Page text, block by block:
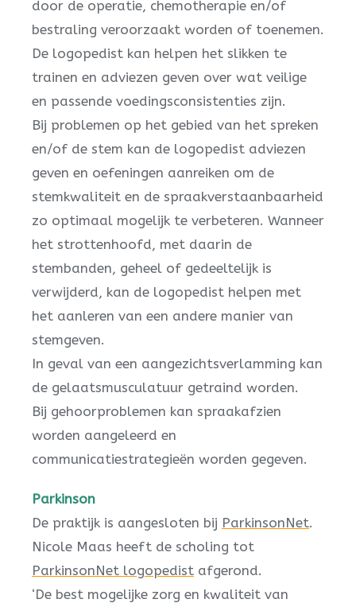
door de operatie, chemotherapie en/of
bestraling veroorzaakt worden of toenemen.
De logopedist kan helpen het slikken te
trainen en adviezen geven over wat veilige
en passende voedingsconsistenties zijn.
Bij problemen op het gebied van het spreken
en/of de stem kan de logopedist adviezen
geven en oefeningen aanreiken om de
stemkwaliteit en de spraakverstaanbaarheid
zo optimaal mogelijk te verbeteren. Wanneer
het strottenhoofd, met daarin de
stembanden, geheel of gedeeltelijk is
verwijderd, kan de logopedist helpen met
het aanleren van een andere manier van
stemgeven.
In geval van een aangezichtsverlamming kan
de gelaatsmusculatuur getraind worden.
Bij gehoorproblemen kan spraakafzien
worden aangeleerd en
communicatiestrategieën worden gegeven.
Parkinson
De praktijk is aangesloten bij ParkinsonNet.
Nicole Maas heeft de scholing tot
ParkinsonNet logopedist afgerond.
‘De best mogelijke zorg en kwaliteit van